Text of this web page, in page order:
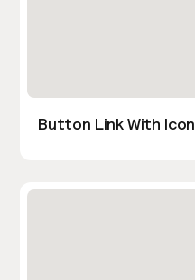
Button Link With Icon